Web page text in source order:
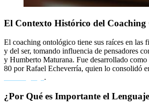
El Contexto Histórico del Coaching
El coaching ontológico tiene sus raíces en las
y del ser, tomando influencia de pensadores
y Humberto Maturana. Fue desarrollado
80 por Rafael Echeverría, quien lo consolidó
.
¿Por Qué es Importante el